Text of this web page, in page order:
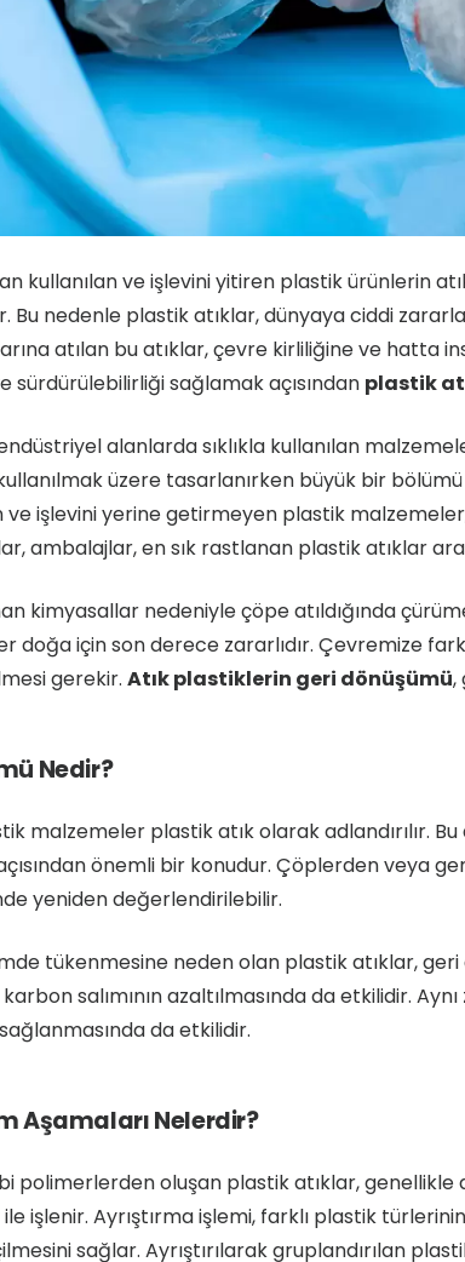
kullanılan ve işlevini yitiren plastik ürünlerin
Bu nedenle plastik atıklar, dünyaya ciddi
atılan bu atıklar, çevre kirliliğine ve hatta
sürdürülebilirliği sağlamak açısından plastik
alanlarda sıklıkla kullanılan
üzere tasarlanırken büyük bir bölümü
ve işlevini yerine getirmeyen plastik
ambalajlar, en sık rastlanan plastik atıklar
kimyasallar nedeniyle çöpe atıldığında
doğa için son derece zararlıdır. Çevremize
gerekir. Atık plastiklerin geri dönüşümü,
Nedir?
malzemeler plastik atık olarak adlandırılır.
önemli bir konudur. Çöplerden veya
yeniden değerlendirilebilir.
tükenmesine neden olan plastik atıklar,
salımının azaltılmasında da etkilidir.
da etkilidir.
Aşamaları Nelerdir?
gibi polimerlerden oluşan plastik atıklar,
işlenir. Ayrıştırma işlemi, farklı plastik
sağlar. Ayrıştırılarak gruplandırılan